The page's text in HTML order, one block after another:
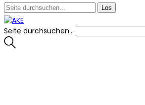
Seite durchsuchen...